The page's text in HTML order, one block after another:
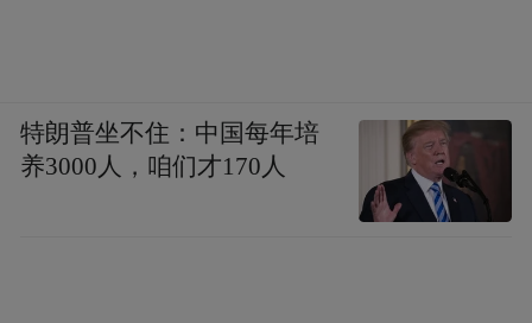
特朗普坐不住：中国每年培
养3000人，咱们才170人